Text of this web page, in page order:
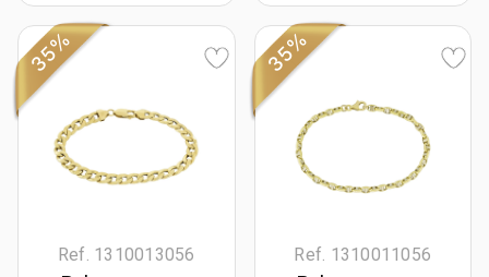
35%
Ref. 1310013056
35%
Ref. 1310011056